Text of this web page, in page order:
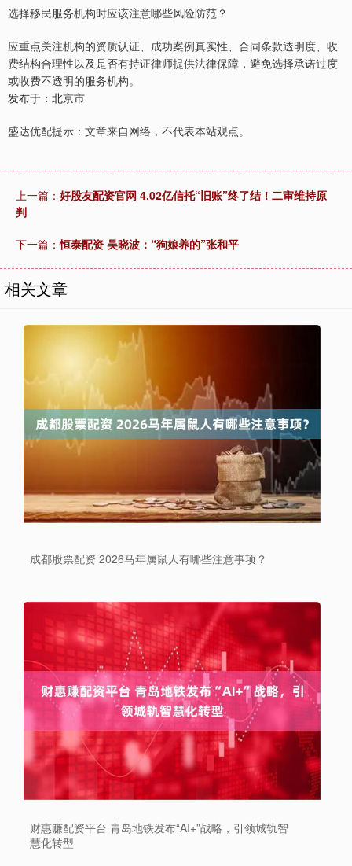
选择移民服务机构时应该注意哪些风险防范？
应重点关注机构的资质认证、成功案例真实性、合同条款透明度、收
费结构合理性以及是否有持证律师提供法律保障，避免选择承诺过度
或收费不透明的服务机构。
发布于：北京市
盛达优配提示：文章来自网络，不代表本站观点。
上一篇： 好股友配资官网 4.02亿信托“旧账”终了结！二审维持原
判
下一篇：恒泰配资 吴晓波：“狗娘养的”张和平
相关文章
成都股票配资 2026马年属鼠人有哪些注意事项？
财惠赚配资平台 青岛地铁发布“AI+”战略，引领城轨智
慧化转型